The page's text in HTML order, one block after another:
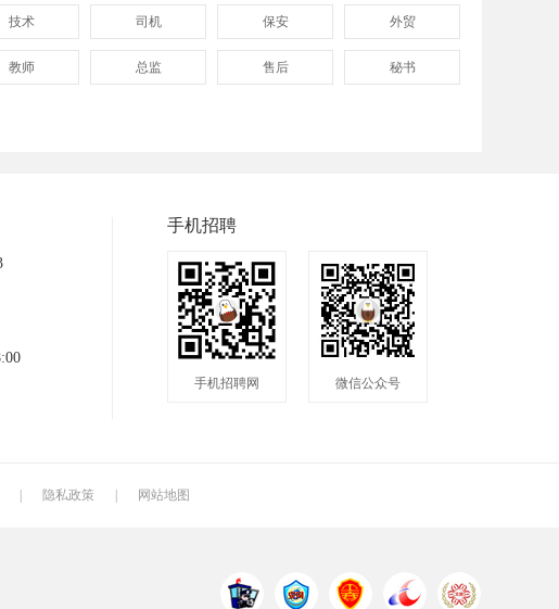
技术 司机 保安 外贸
教师 总监 售后 秘书
手机招聘
手机招聘网 微信公众号
隐私政策 网站地图